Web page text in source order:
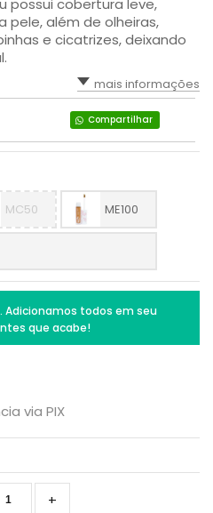
possui cobertura leve,
pele, além de olheiras,
e cicatrizes, deixando
mais informações
Compartilhar
MC50 ME100
Adicionamos todos em seu
que acabe!
via PIX
+